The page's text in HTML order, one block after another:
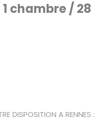
chambre / 28
DISPOSITION A RENNES :